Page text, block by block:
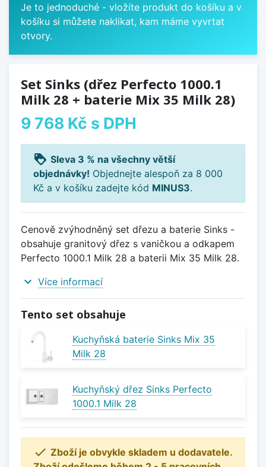
Je to jednoduché - vložíte produkt do košíku a v
košíku si můžete naklikat, kam máme vyvrtat
otvory.
Set Sinks (dřez Perfecto 1000.1
Milk 28 + baterie Mix 35 Milk 28)
9 768 Kč s DPH
loyalty Sleva 3 % na všechny větší
objednávky! Objednejte alespoň za 8 000
Kč a v košíku zadejte kód MINUS3.
Cenově zvýhodněný set dřezu a baterie Sinks -
obsahuje granitový dřez s vaničkou a odkapem
Perfecto 1000.1 Milk 28 a baterii Mix 35 Milk 28.
expand_more Více informací
Tento set obsahuje
Kuchyňská baterie Sinks Mix 35
Milk 28
Kuchyňský dřez Sinks Perfecto
1000.1 Milk 28
 Zboží je obvykle skladem u dodavatele.